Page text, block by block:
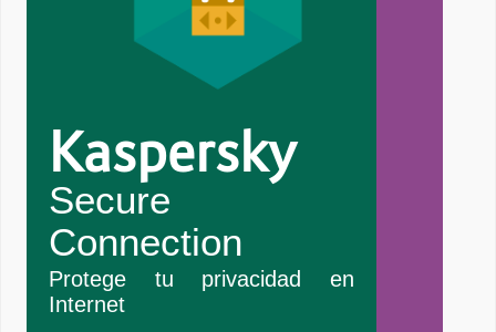
Kaspersky
Secure
Connection
Protege tu privacidad en
Internet